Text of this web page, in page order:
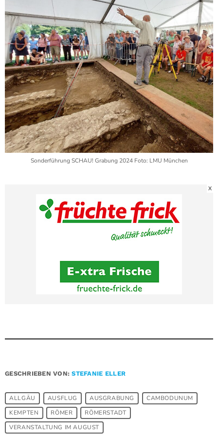
Sonderführung SCHAU! Grabung 2024 Foto: LMU München
X
GESCHRIEBEN VON:STEFANIE ELLER
ALLGÄU AUSFLUG AUSGRABUNG
CAMBODUNUM
KEMPTEN
RÖMER
RÖMERSTADT
VERANSTALTUNG IM AUGUST